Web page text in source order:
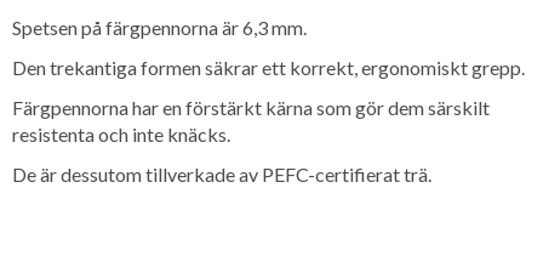
Spetsen på färgpennorna är 6,3 mm.
Den trekantiga formen säkrar ett korrekt, ergonomiskt grepp.
Färgpennorna har en förstärkt kärna som gör dem särskilt
resistenta och inte knäcks
De är dessutom tillverkade av PEFC-certifierat trä.